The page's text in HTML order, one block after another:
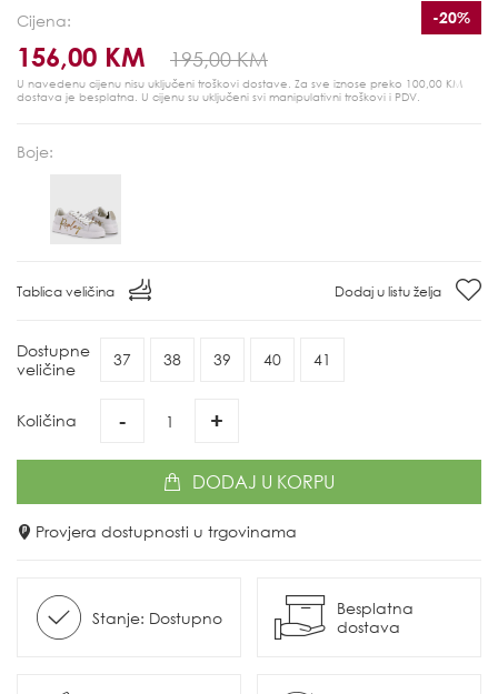
Cijena:
156,00 KM 195,00 KM
-20%
U navedenu cijenu nisu uključeni troškovi dostave. Za sve iznose preko 100,00 KM
dostava je besplatna. U cijenu su uključeni svi manipulativni troškovi i PDV.
Boje:
Tablica veličina Dodaj u listu želja
Dostupne
veličine
37 38 39 40 41
Količina - +
DODAJ U KORPU
Provjera dostupnosti u trgovinama
Stanje: Dostupno
Besplatna
dostava